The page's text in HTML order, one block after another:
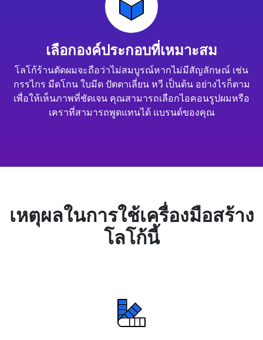
เลือกองค์ประกอบที่เหมาะสม
โลโก้ร้านตัดผมจะถือว่าไม่สมบูรณ์หากไม่มีสัญลักษณ์ เช่น
กรรไกร มีดโกน ใบมีด ปัตตาเลี่ยน หวี เป็นต้น อย่างไรก็ตาม
เพื่อให้เห็นภาพที่ชัดเจน คุณสามารถเลือกไอคอนรูปผมหรือ
เคราที่สามารถพูดแทนได้ แบรนด์ของคุณ
เหตุผลในการใช้เครื่องมือสร้าง
โลโก้นี้